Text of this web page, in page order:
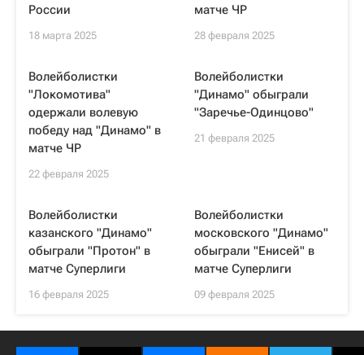
России
18 марта 2025
матче ЧР
28 февраля 2025
Волейболистки
"Локомотива"
одержали волевую
победу над "Динамо" в
матче ЧР
22 февраля 2025
Волейболистки
"Динамо" обыграли
"Заречье-Одинцово"
21 февраля 2025
Волейболистки
казанского "Динамо"
обыграли "Протон" в
матче Суперлиги
16 февраля 2025
Волейболистки
московского "Динамо"
обыграли "Енисей" в
матче Суперлиги
09 февраля 2025